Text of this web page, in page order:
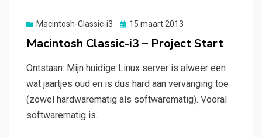
Macintosh-Classic-i3
Gepubliceerd
15 maart 2013
Macintosh Classic-i3 – Project Start
Ontstaan: Mijn huidige Linux server is alweer een
wat jaartjes oud en is dus hard aan vervanging toe
(zowel hardwarematig als softwarematig). Vooral
softwarematig is…